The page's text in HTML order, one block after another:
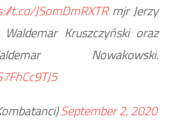
t.co/JSomDmRXTRmjr Jerzy
Waldemar Kruszczyński oraz
Nowakowski.
September 2, 2020